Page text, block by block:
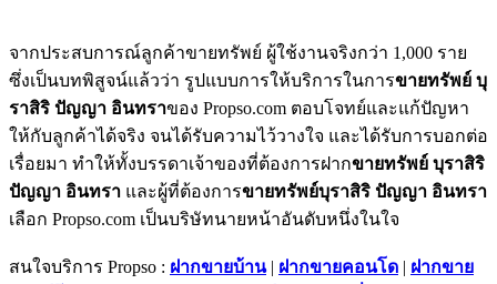
จากประสบการณ์ลูกค้าขายทรัพย์ ผู้ใช้งานจริงกว่า 1,000 ราย
ซึ่งเป็นบทพิสูจน์แล้วว่า รูปแบบการให้บริการในการขายทรัพย์ บุ
ราสิริ ปัญญา อินทราของ Propso.com ตอบโจทย์และแก้ปัญหา
ให้กับลูกค้าได้จริง จนได้รับความไว้วางใจ และได้รับการบอกต่อ
เรื่อยมา ทำให้ทั้งบรรดาเจ้าของที่ต้องการฝากขายทรัพย์ บุราสิริ
ปัญญา อินทรา และผู้ที่ต้องการขายทรัพย์บุราสิริ ปัญญา อินทรา
เลือก Propso.com เป็นบริษัทนายหน้าอันดับหนึ่งในใจ
สนใจบริการ Propso : ฝากขายบ้าน| ฝากขายคอนโด | ฝากขาย